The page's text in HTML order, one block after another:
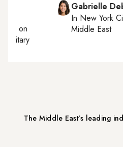
Gabrielle
In New York
Middle East
on
military
The Middle Eastʼs leading